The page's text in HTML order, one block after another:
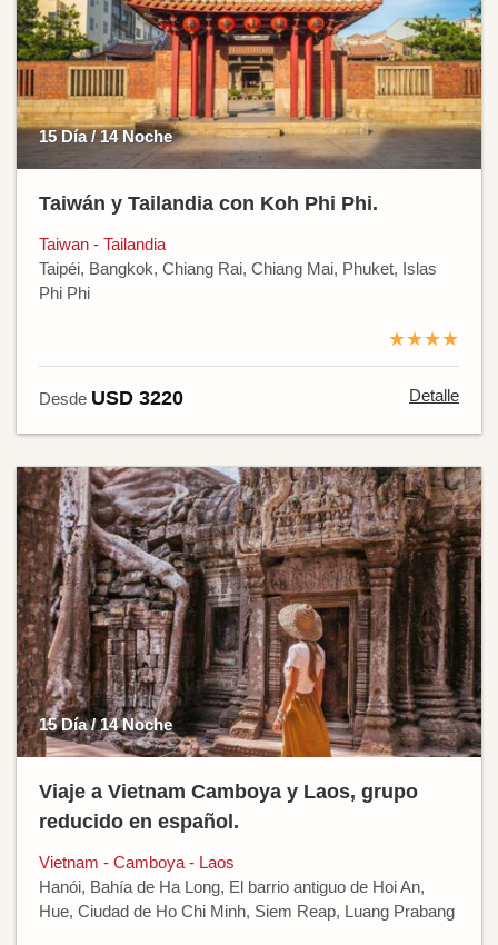
15 Día / 14 Noche
Taiwán y Tailandia con Koh Phi Phi.
Taiwan - Tailandia
Taipéi, Bangkok, Chiang Rai, Chiang Mai, Phuket, Islas
Phi Phi
★★★★
Desde USD 3220 Detalle
15 Día / 14 Noche
Viaje a Vietnam Camboya y Laos, grupo
reducido en español.
Vietnam - Camboya - Laos
Hanói, Bahía de Ha Long, El barrio antiguo de Hoi An,
Hue, Ciudad de Ho Chi Minh, Siem Reap, Luang Prabang